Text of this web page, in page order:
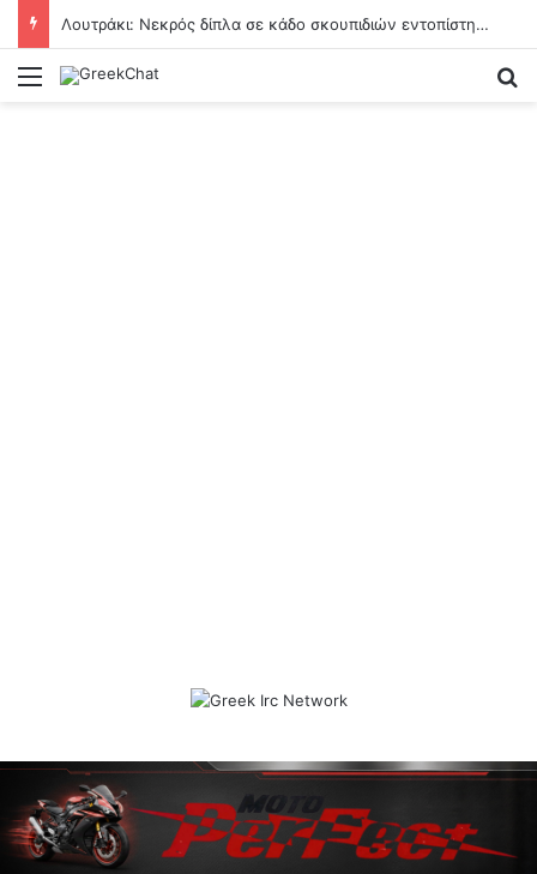
Λουτράκι: Νεκρός δίπλα σε κάδο σκουπιδιών εντοπίστηκε ηλικιωμένος – Ανοιχτά όλα τα ενδεχόμενα
Menu